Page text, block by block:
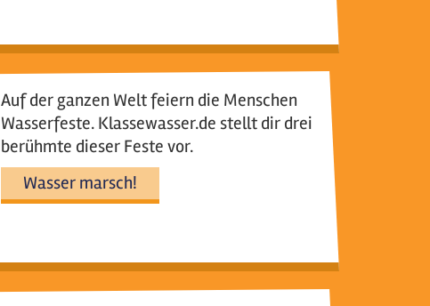
Auf der ganzen Welt feiern die Menschen
Wasserfeste. Klassewasser.de stellt dir drei
berühmte dieser Feste vor.
Wasser marsch!